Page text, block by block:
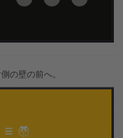
の壁の前へ。